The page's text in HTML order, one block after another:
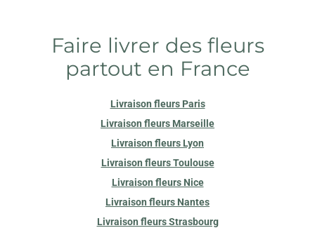
Faire livrer des fleurs
partout en France
Livraison fleurs Paris
Livraison fleurs Marseille
Livraison fleurs Lyon
Livraison fleurs Toulouse
Livraison fleurs Nice
Livraison fleurs Nantes
Livraison fleurs Strasbourg